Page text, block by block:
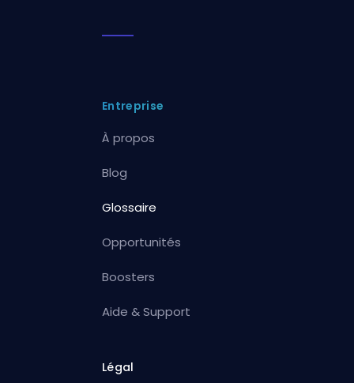
Entreprise
À propos
Blog
Glossaire
Opportunités
Boosters
Aide & Support
Légal